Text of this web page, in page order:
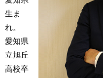
生ま
れ。
愛知県
立旭丘
高校卒